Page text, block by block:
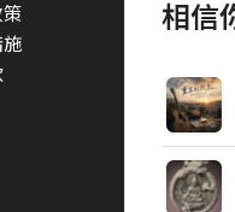
相信
策
施
一